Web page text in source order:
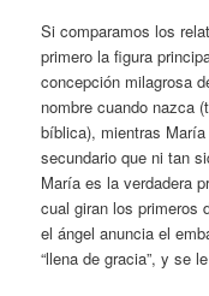
Si comparamos los
primero la figura
concepción milagrosa
nombre cuando nazca
bíblica), mientras
secundario que ni tan
María es la verdadera
cual giran los primeros
el ángel anuncia el
“llena de gracia”, y se